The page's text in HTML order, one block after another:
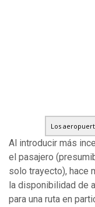
Los
Al introducir más
el pasajero
solo trayecto), hace
la disponibilidad de
para una ruta en